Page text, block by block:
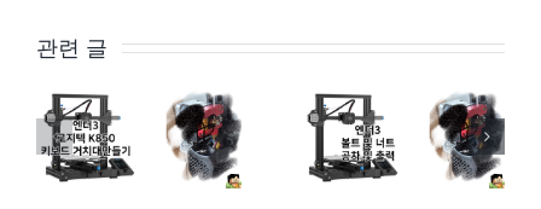
관련 글